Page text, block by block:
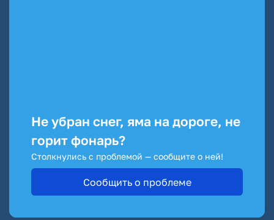
Не убран снег, яма на дороге, не
горит фонарь?
Столкнулись с проблемой — сообщите о ней!
Сообщить о проблеме